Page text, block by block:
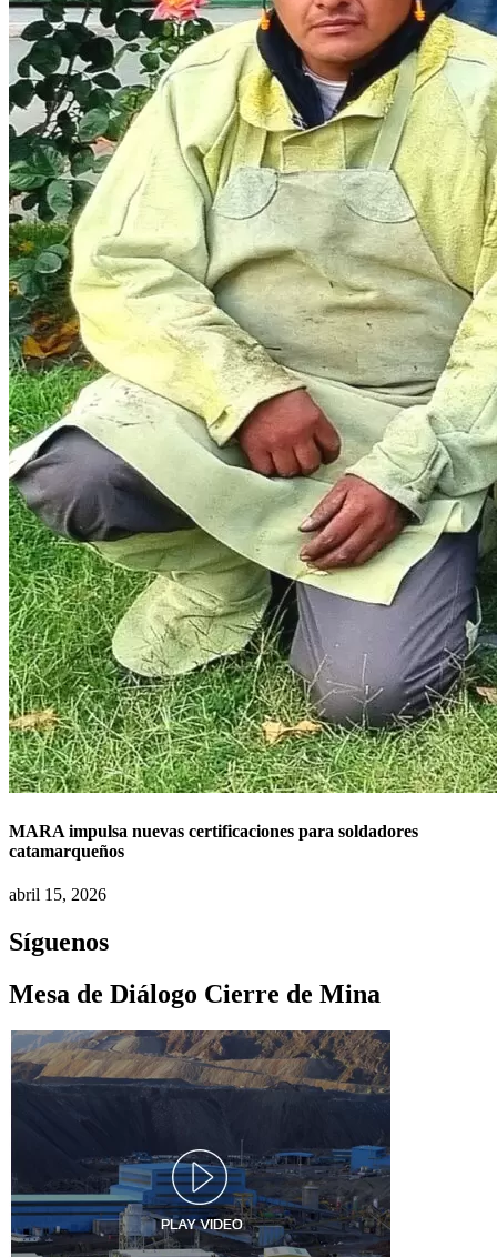
MARA impulsa nuevas certificaciones para soldadores
catamarqueños
abril 15, 2026
Síguenos
Mesa de Diálogo Cierre de Mina